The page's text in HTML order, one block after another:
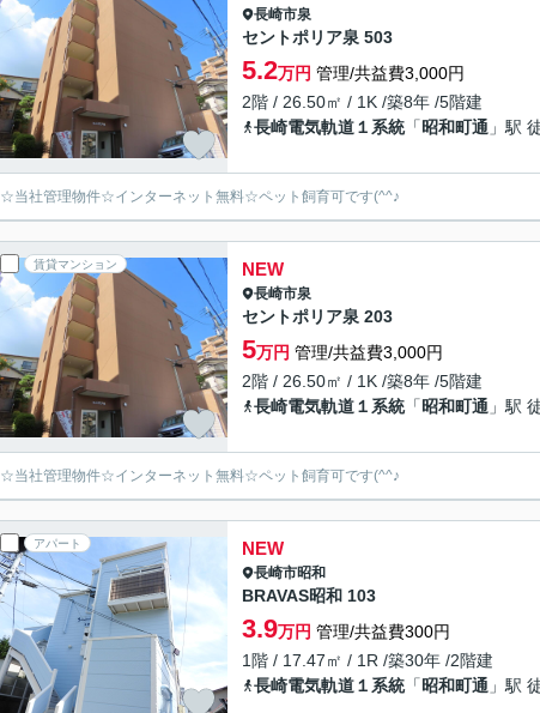
長崎市泉
セントポリア泉 503
5.2万円 管理/共益費3,000円
2階 / 26.50㎡ / 1K /築8年 /5階建
長崎電気軌道１系統「昭和町通 」駅
☆当社管理物件☆インターネット無料☆ペット飼育可です(^^♪
賃貸マンション NEW
長崎市泉
セントポリア泉 203
5万円 管理/共益費3,000円
2階 / 26.50㎡ / 1K /築8年 /5階建
長崎電気軌道１系統「昭和町通 」駅
☆当社管理物件☆インターネット無料☆ペット飼育可です(^^♪
アパート NEW
長崎市昭和
BRAVAS昭和 103
3.9万円 管理/共益費300円
1階 / 17.47㎡ / 1R /築30年 /2階建
長崎電気軌道１系統「昭和町通 」駅